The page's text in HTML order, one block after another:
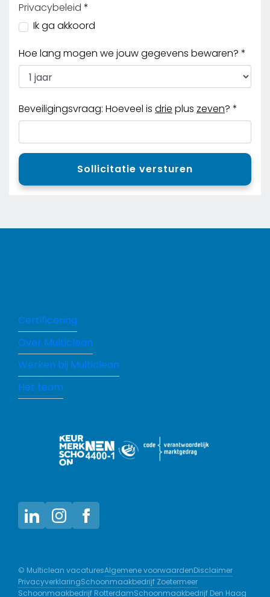
Privacybeleid *
Ik ga akkoord
Hoe lang mogen we jouw gegevens bewaren? *
Beveiligingsvraag: Hoeveel is drie plus zeven? *
Sollicitatie versturen
Certificering
Over Multiclean
Werken bij Multiclean
Het team
© Multiclean vacaturesAlgemene voorwaardenDisclaimer
PrivacyverklaringSchoonmaakbedrijf Zoetermeer
Schoonmaakbedrijf RotterdamSchoonmaakbedrijf Den Haag